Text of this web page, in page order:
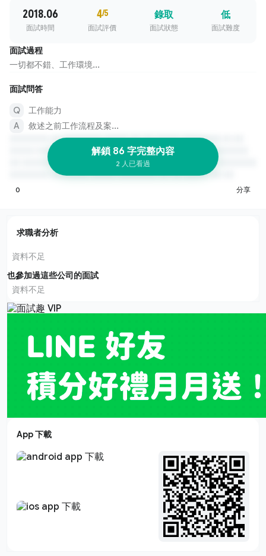
2018.06
面試時間
4/5
面試評價
錄取
面試狀態
低
面試難度
面試過程
一切都不錯、工作環境...
面試問答
工作能力
敘述之前工作流程及案...
解鎖 86 字完整內容
2 人已看過
0 分享
求職者分析
資料不足
也參加過這些公司的面試
資料不足
App 下載